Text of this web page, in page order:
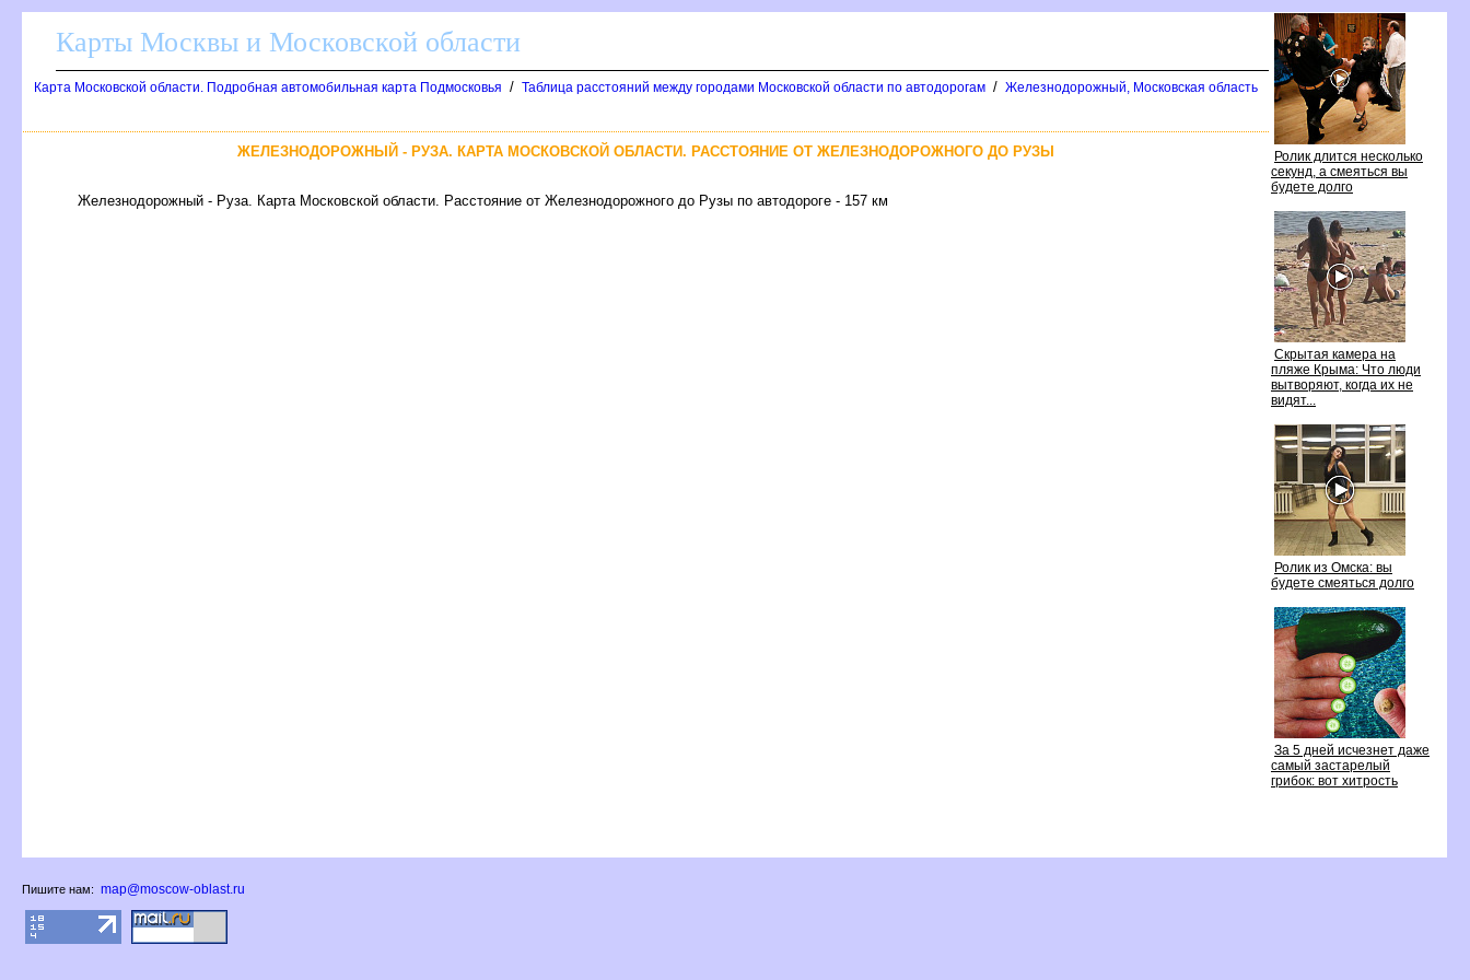
Ролик длится несколько
секунд, а смеяться вы
удете долго
Скрытая камера на
пляже Крыма: Что люди
ытворяют, когда их не
идят...
Ролик из Омска: вы
удете смеяться долго
За 5 дней исчезнет даже
самый застарелый
рибок: вот хитрость
Карты Москвы и Московской области
Карта Московской области. Подробная автомобильная карта Подмосковья / Таблица расстояний между городами Московской области по автодорогам / Железнодорожный, Московская область
ЖЕЛЕЗНОДОРОЖНЫЙ - РУЗА. КАРТА МОСКОВСКОЙ ОБЛАСТИ. РАССТОЯНИЕ ОТ ЖЕЛЕЗНОДОРОЖНОГО ДО РУЗЫ
Железнодорожный - Руза. Карта Московской области. Расстояние от Железнодорожного до Рузы по автодороге - 157 км
Пишите нам: map@moscow-oblast.ru